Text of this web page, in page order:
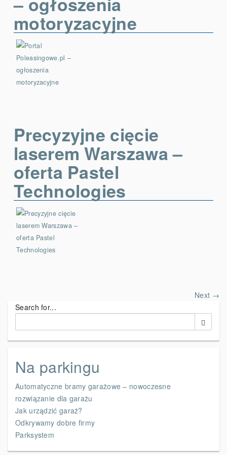
motoryzacyjne
Precyzyjne cięcie
laserem Warszawa –
oferta Pastel
Technologies
Next →
Search for...
Na parkingu
Automatyczne bramy garażowe – nowoczesne
rozwiązanie dla garażu
Jak urządzić garaż?
Odkrywamy dobre firmy
Parksystem